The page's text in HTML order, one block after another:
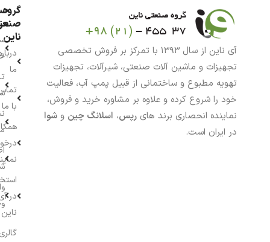
آی ناین از سال ۱۳۹۳ با تمرکز بر فروش تخصصی
تجهیزات و ماشین آلات صنعتی، شیرآلات، تجهیزات
تهویه مطبوع و ساختمانی از قبیل پمپ آب، فعالیت
خود را شروع کرده و علاوه بر مشاوره خرید و فروش،
نماینده انحصاری برند های رپس، اسلانگ چین و شوا
در ایران است.
گروه
ناین
ما
با ما
در
ناین